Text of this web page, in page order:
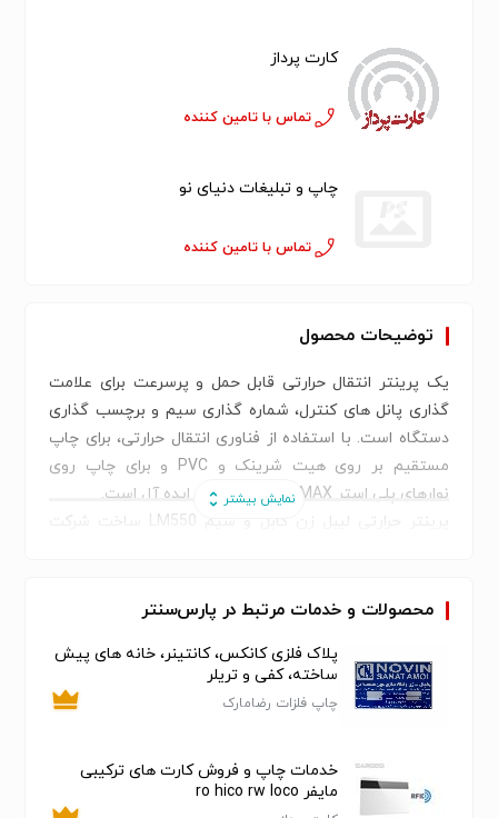
کارت پرداز
تماس با تامین کننده
چاپ و تبلیغات دنیای نو
تماس با تامین کننده
توضیحات محصول
یک پرینتر انتقال حرارتی قابل حمل و پرسرعت برای علامت
گذاری پانل های کنترل، شماره گذاری سیم و برچسب گذاری
دستگاه است. با استفاده از فناوری انتقال حرارتی، برای چاپ
مستقیم بر روی هیت شرینک و PVC و برای چاپ روی
نوارهای پلی استر MAX یا چاپ برچسب ایده آل است.
پرینتر حرارتی لیبل زن کابل و سیم LM550 ساخت شرکت
مکانیسم چاپ حرارتی مستقیم برای چاپ بر روی کابل و سیم
مصرفی استفاده میکند. این مدل در سال ۲۰۱۷ جایگزین مدل
های قبلی شد.میانگین عملکرد دستگاه چاپ تا طول ۲۰۰ متر
در هر مرحله می باشد. پرینتر حرارتی LM550 مانند اکثر لیبل
داراست و بیشترین کاربرد را در زمینه چاپ بر روی کابل های
لوله ای PVC از قطر ۲٫۵ الی ۶٫۵ میلیمتر را دارد
محصولات و خدمات مرتبط در پارس‌سنتر
پلاک فلزی کانکس، کانتینر، خانه های پیش
ساخته، کفی و تریلر
چاپ فلزات رضامارک
خدمات چاپ و فروش کارت های ترکیبی
مایفر ro hico rw loco